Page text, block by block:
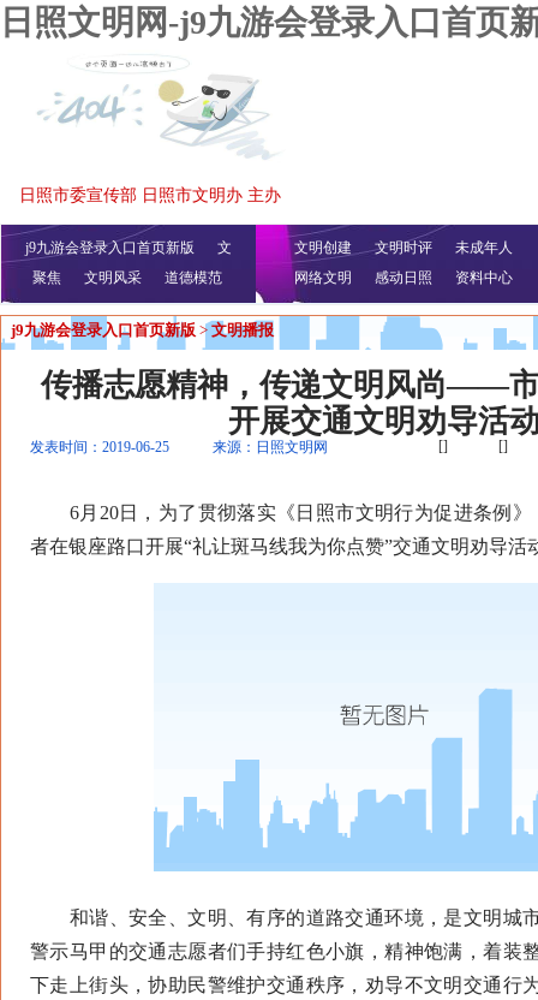
日照文明网-j9九游会登录入口首页
日照市委宣传部 日照市文明办 主办
j9九游会登录入口首页新版
文
明播报
公益视频
聚焦 文明风采 道德模范
文明创建 文明时评
未成年人
网络文明
感动日照 资料中心
j9九游会登录入口首页新版 > 文明播报
传播志愿精神，传递文明风尚——
开展交通文明劝导活
发表时间：2019-06-25 来源：日照文明网 [] []
6月20日，为了贯彻落实《日照市文明行为促进条例》
者在银座路口开展“礼让斑马线我为你点赞”交通文明劝导活
和谐、安全、文明、有序的道路交通环境，是文明城
警示马甲的交通志愿者们手持红色小旗，精神饱满，着装
下走上街头，协助民警维护交通秩序，劝导不文明交通行